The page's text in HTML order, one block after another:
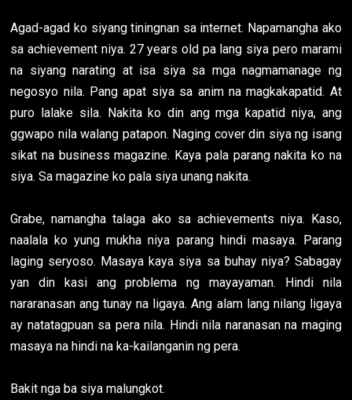
Agad-agad ko siyang tiningnan sa internet. Napamangha ako
sa achievement niya. 27 years old pa lang siya pero marami
na siyang narating at isa siya sa mga nagmamanage ng
negosyo nila. Pang apat siya sa anim na magkakapatid. At
puro lalake sila. Nakita ko din ang mga kapatid niya, ang
ggwapo nila walang patapon. Naging cover din siya ng isang
sikat na business magazine. Kaya pala parang nakita ko na
siya. Sa magazine ko pala siya unang nakita.
Grabe, namangha talaga ako sa achievements niya. Kaso,
naalala ko yung mukha niya parang hindi masaya. Parang
laging seryoso. Masaya kaya siya sa buhay niya? Sabagay
yan din kasi ang problema ng mayayaman. Hindi nila
nararanasan ang tunay na ligaya. Ang alam lang nilang ligaya
ay natatagpuan sa pera nila. Hindi nila naranasan na maging
masaya na hindi na ka-kailanganin ng pera.
Bakit nga ba siya malungkot.